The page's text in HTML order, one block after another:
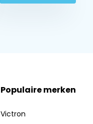
Populaire merken
Victron